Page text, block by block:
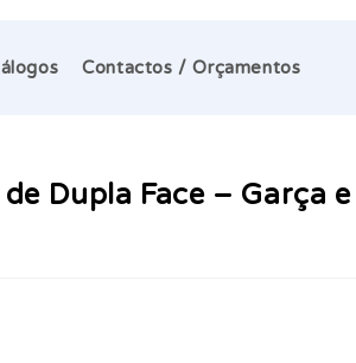
Contactos / Orçamentos
Dupla Face – Garça e